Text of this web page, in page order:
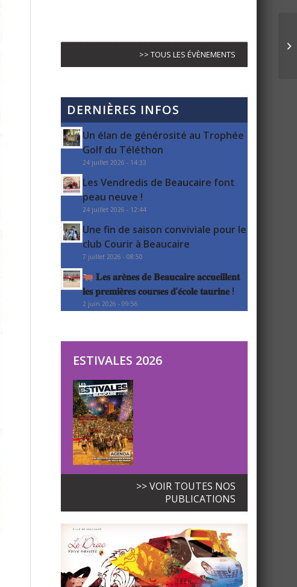
>> TOUS LES ÉVÈNEMENTS
DERNIÈRES INFOS
Un élan de générosité au Trophée
Golf du Téléthon
24 juillet 2026 - 14:33
Les Vendredis de Beaucaire font
peau neuve !
24 juillet 2026 - 12:44
Une fin de saison conviviale pour le
club Courir à Beaucaire
7 juillet 2026 - 08:50
𝐋𝐞𝐬 𝐚𝐫𝐞̀𝐧𝐞𝐬 𝐝𝐞 𝐁𝐞𝐚𝐮𝐜𝐚𝐢𝐫𝐞 𝐚𝐜𝐜𝐮𝐞𝐢𝐥𝐥𝐞𝐧𝐭
𝐥𝐞𝐬 𝐩𝐫𝐞𝐦𝐢𝐞̀𝐫𝐞𝐬 𝐜𝐨𝐮𝐫𝐬𝐞𝐬 𝐝’𝐞́𝐜𝐨𝐥𝐞 𝐭𝐚𝐮𝐫𝐢𝐧𝐞 !
2 juin 2026 - 09:56
ESTIVALES 2026
>> VOIR TOUTES NOS
PUBLICATIONS